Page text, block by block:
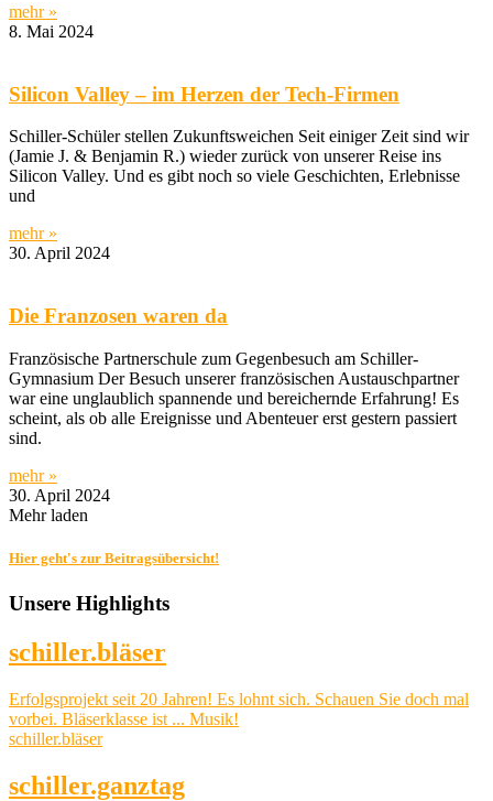
mehr »
8. Mai 2024
Silicon Valley – im Herzen der Tech-Firmen
Schiller-Schüler stellen Zukunftsweichen Seit einiger Zeit sind wir
(Jamie J. & Benjamin R.) wieder zurück von unserer Reise ins
Silicon Valley. Und es gibt noch so viele Geschichten, Erlebnisse
und
mehr »
30. April 2024
Die Franzosen waren da
Französische Partnerschule zum Gegenbesuch am Schiller-
Gymnasium Der Besuch unserer französischen Austauschpartner
war eine unglaublich spannende und bereichernde Erfahrung! Es
scheint, als ob alle Ereignisse und Abenteuer erst gestern passiert
sind.
mehr »
30. April 2024
Mehr laden
Hier geht's zur Beitragsübersicht!
Unsere Highlights
schiller.bläser
Erfolgsprojekt seit 20 Jahren! Es lohnt sich. Schauen Sie doch mal
vorbei. Bläserklasse ist ... Musik!
schiller.bläser
schiller.ganztag